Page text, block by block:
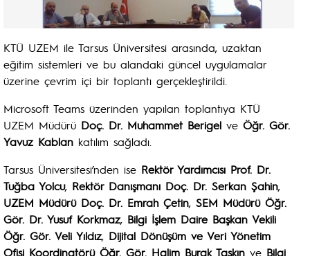
KTÜ UZEM ile Tarsus Üniversitesi arasında, uzaktan
eğitim sistemleri ve bu alandaki güncel uygulamalar
üzerine çevrim içi bir toplantı gerçekleştirildi.
Microsoft Teams üzerinden yapılan toplantıya KTÜ
UZEM Müdürü Doç. Dr. Muhammet Berigel ve Öğr. Gör.
Yavuz Kablan katılım sağladı.
Tarsus Üniversitesi’nden ise Rektör Yardımcısı Prof. Dr.
Tuğba Yolcu, Rektör Danışmanı Doç. Dr. Serkan Şahin,
UZEM Müdürü Doç. Dr. Emrah Çetin, SEM Müdürü Öğr.
Gör. Dr. Yusuf Korkmaz, Bilgi İşlem Daire Başkan Vekili
Öğr. Gör. Veli Yıldız, Dijital Dönüşüm ve Veri Yönetim
Ofisi Koordinatörü Öğr. Gör. Halim Burak Taşkın ve Bilgi